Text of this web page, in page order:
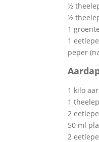
½
½
1
1
peper
1 kilo
1
2
50 ml
2